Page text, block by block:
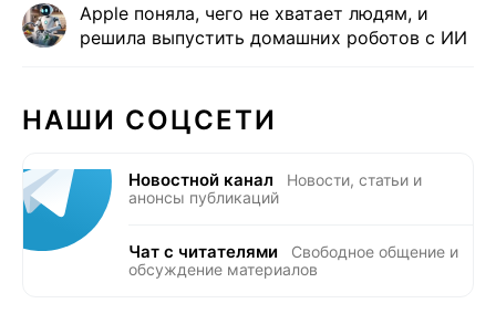
Apple поняла, чего не хватает людям, и
решила выпустить домашних роботов с ИИ
НАШИ СОЦСЕТИ
Новостной канал
Новости, статьи и
анонсы публикаций
Чат с читателями
Свободное общение и
обсуждение материалов